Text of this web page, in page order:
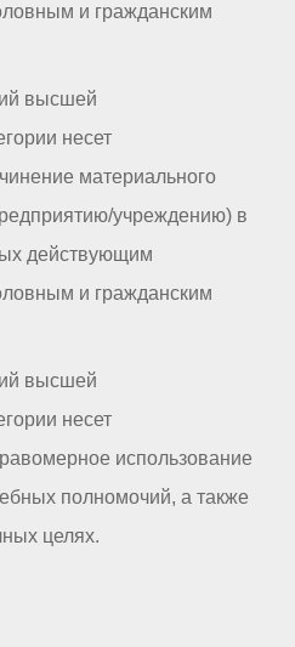
и гражданским
высшей
несет
материального
учреждению) в
действующим
и гражданским
высшей
несет
использование
полномочий, а также
целях.